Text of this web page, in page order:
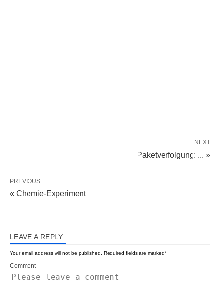
NEXT
Paketverfolgung: ... »
PREVIOUS
« Chemie-Experiment
LEAVE A REPLY
Your email address will not be published. Required fields are marked*
Comment